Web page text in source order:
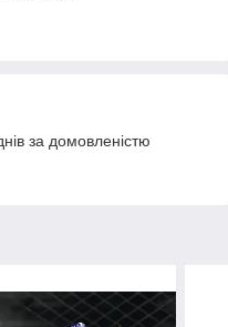
за домовленістю